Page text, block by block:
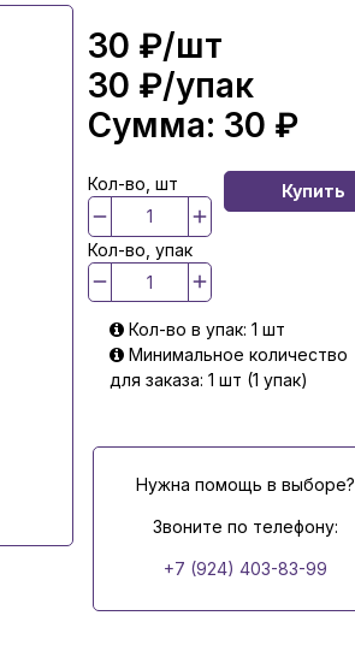
30 ₽/шт
30 ₽/упак
Сумма: 30 ₽
Кол-во, шт
Кол-во, упак
Купить
Кол-во в упак: 1 шт
Минимальное количество
для заказа: 1 шт (1 упак)
Нужна помощь в выборе?
Звоните по телефону:
+7 (924) 403-83-99